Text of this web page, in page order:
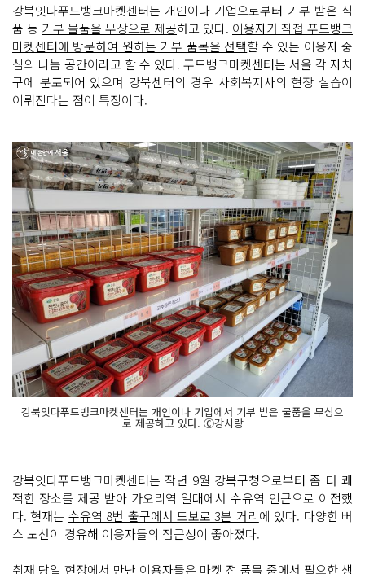
강북잇다푸드뱅크마켓센터는 개인이나 기업으로부터 기부 받은 식
품 등 기부 물품을 무상으로 제공하고 있다. 이용자가 직접 푸드뱅크
마켓센터에 방문하여 원하는 기부 품목을 선택할 수 있는 이용자 중
심의 나눔 공간이라고 할 수 있다. 푸드뱅크마켓센터는 서울 각 자치
구에 분포되어 있으며 강북센터의 경우 사회복지사의 현장 실습이
이뤄진다는 점이 특징이다.
강북잇다푸드뱅크마켓센터는 개인이나 기업에서 기부 받은 물품을 무상으
로 제공하고 있다. Ⓒ강사랑
강북잇다푸드뱅크마켓센터는 작년 9월 강북구청으로부터 좀 더 쾌
적한 장소를 제공 받아 가오리역 일대에서 수유역 인근으로 이전했
다. 현재는 수유역 8번 출구에서 도보로 3분 거리에 있다. 다양한 버
스 노선이 경유해 이용자들의 접근성이 좋아졌다.
취재 당일 현장에서 만난 이용자들은 마켓 전 품목 중에서 필요한 생